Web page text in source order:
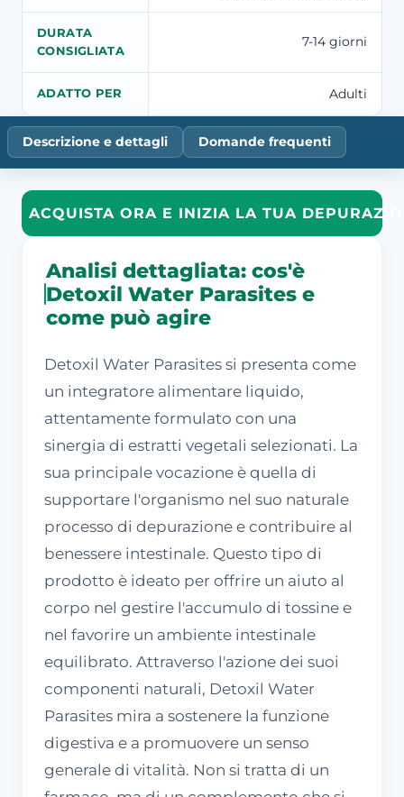
DURATA
CONSIGLIATA
7-14 giorni
ADATTO PER Adulti
Descrizione e dettagli Domande frequenti
ACQUISTA ORA E INIZIA LA TUA
Analisi dettagliata: cos'è
Detoxil Water Parasites e
come può agire
Detoxil Water Parasites si presenta come
un integratore alimentare liquido,
attentamente formulato con una
sinergia di estratti vegetali selezionati. La
sua principale vocazione è quella di
supportare l'organismo nel suo naturale
processo di depurazione e contribuire al
benessere intestinale. Questo tipo di
prodotto è ideato per offrire un aiuto al
corpo nel gestire l'accumulo di tossine e
nel favorire un ambiente intestinale
equilibrato. Attraverso l'azione dei suoi
componenti naturali, Detoxil Water
Parasites mira a sostenere la funzione
digestiva e a promuovere un senso
generale di vitalità. Non si tratta di un